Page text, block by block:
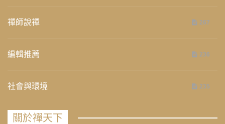
禪師說禪 267
編輯推薦 236
社會與環境 235
關於禪天下